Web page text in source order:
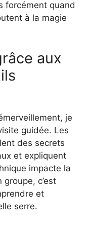
forcément quand
à la magie
aux
je
guidée. Les
des secrets
et expliquent
impacte la
c’est
et
serre.